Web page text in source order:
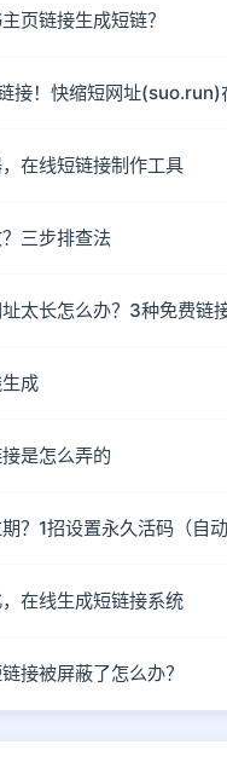
页链接生成短链？
在线短链接制作工具
三步排查法
址太长怎么办？3种免费链
成
是怎么弄的
？1招设置永久活码（自动
在线生成短链接系统
接被屏蔽了怎么办？